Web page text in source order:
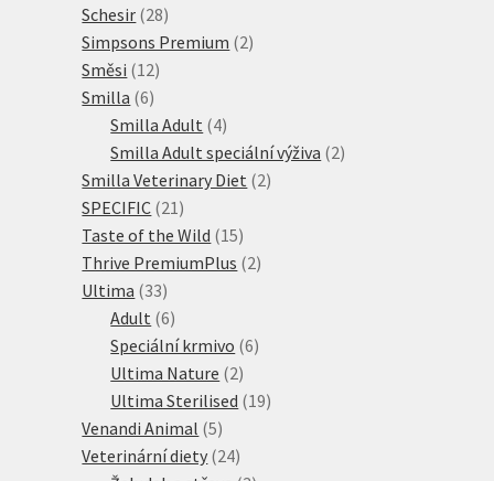
Schesir 2828
produktů
Simpsons Premium 22
Směsi 1212
Smilla 66
produktů
Smilla Adult 44
produkty
Smilla Adult speciální výživa 22
Smilla Veterinary Diet 22
SPECIFIC 21 21
produktů
Taste of the Wild 1515
produktů
Thrive PremiumPlus 22
Ultima 3333
produktů
Adult 66
produktů
Speciální krmivo 66
Ultima Nature 22
produkty
Ultima Sterilised 1919
Venandi Animal 55
produktů
Veterinární diety 2424